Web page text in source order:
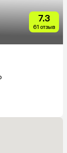
7.3
61 отзыв